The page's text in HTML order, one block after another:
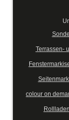
Terrassen-
colour on